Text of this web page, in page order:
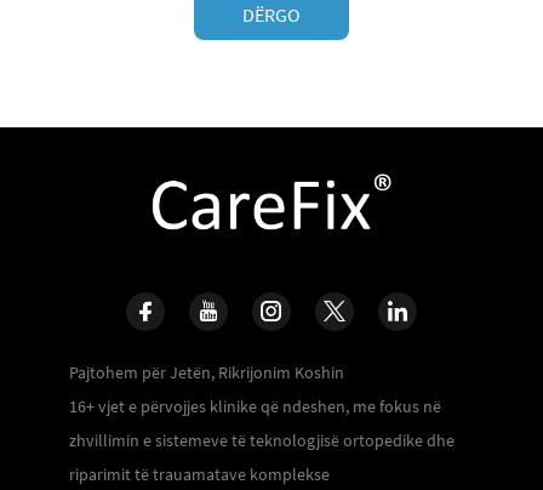
DËRGO
Pajtohem për Jetën, Rikrijonim Koshin
16+ vjet e përvojjes klinike që ndeshen, me fokus në
zhvillimin e sistemeve të teknologjisë ortopedike dhe
riparimit të trauamatave komplekse